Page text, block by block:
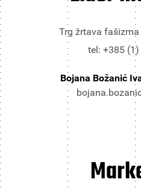
Trg žrtava
tel: +385
Bojana Božanić